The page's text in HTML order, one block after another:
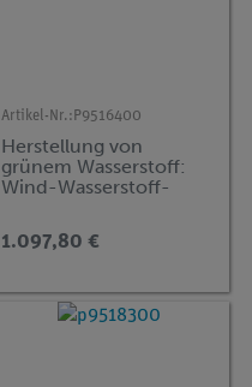
Artikel-Nr.: P9516400
Herstellung von
grünem Wasserstoff:
Wind-Wasserstoff-
1.097,80 €